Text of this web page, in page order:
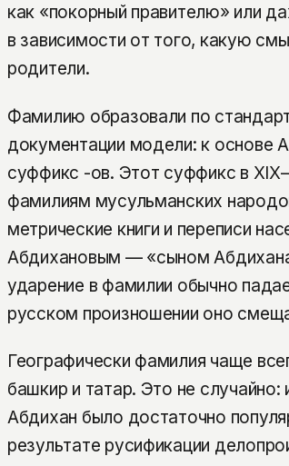
как «покорный правителю» или
в зависимости от того, какую
родители.
Фамилию образовали по
документации модели: к основе
суффикс -ов. Этот суффикс в
фамилиям мусульманских
метрические книги и переписи
Абдихановым — «сыном
ударение в фамилии обычно
русском произношении оно
Географически фамилия чаще
башкир и татар. Это не случайно:
Абдихан было достаточно
результате русификации